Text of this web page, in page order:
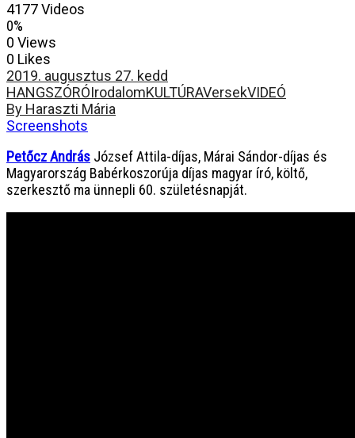
4177 Videos
0%
0 Views
0 Likes
2019. augusztus 27. kedd
HANGSZÓRÓIrodalomKULTÚRAVersekVIDEÓ
By Haraszti Mária
Screenshots
Petőcz András József Attila-díjas, Márai Sándor-díjas és
Magyarország Babérkoszorúja díjas magyar író, költő,
szerkesztő ma ünnepli 60. születésnapját.